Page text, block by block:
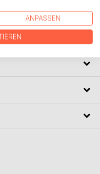
anders toll
bunt
ANPASSEN